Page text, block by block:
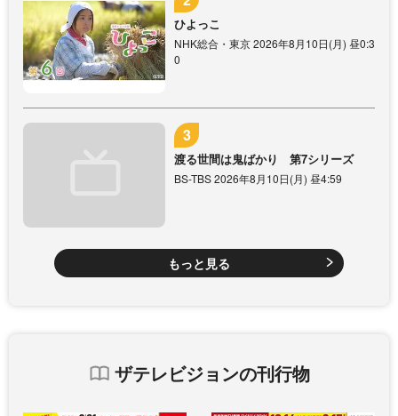
ひよっこ
NHK総合・東京 2026年8月10日(月) 昼0:3
0
渡る世間は鬼ばかり 第7シリーズ
BS-TBS 2026年8月10日(月) 昼4:59
もっと見る
ザテレビジョンの刊行物